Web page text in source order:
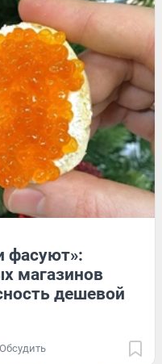
фасуют»:
магазинов
дешевой
Обсудить